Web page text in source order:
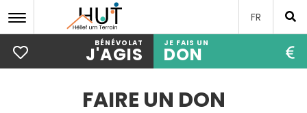
Aller
FR
BÉNÉVOLAT
J'AGIS
JE FAIS UN
DON
FAIRE UN DON